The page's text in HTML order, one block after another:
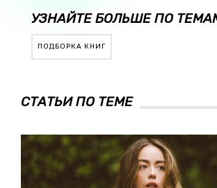
УЗНАЙТЕ БОЛЬШЕ ПО
ПОДБОРКА КНИГ
СТАТЬИ ПО ТЕМЕ